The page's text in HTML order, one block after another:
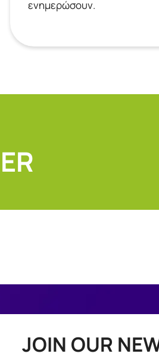
ενημερώσουν.
JOIN OUR